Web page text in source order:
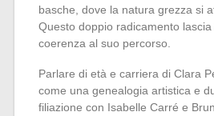
basche, dove la natura grezza si
Questo doppio radicamento
coerenza al suo percorso.
Parlare di età e carriera di Clara
come una genealogia artistica e
filiazione con Isabelle Carré e